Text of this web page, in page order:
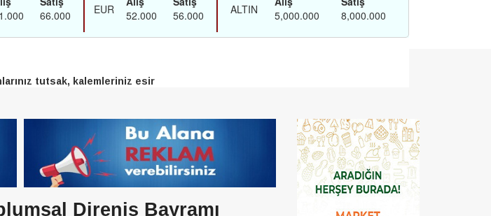
mücadelesi sürecek
tutsak, kalemleriniz esir
Direniş Bayramı